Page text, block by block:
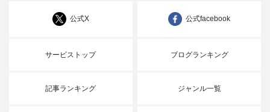
公式X 公式facebook
サービストップ ブログランキング
記事ランキング ジャンル一覧